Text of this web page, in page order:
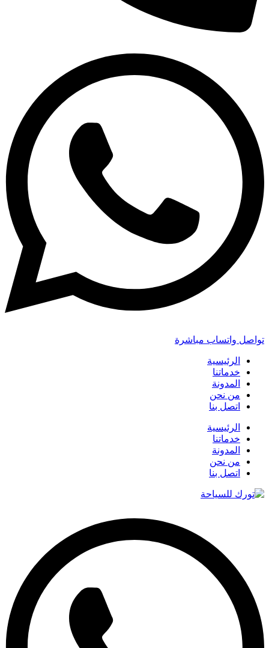
تواصل واتساب مباشرة
الرئيسية
خدماتنا
المدونة
من نحن
اتصل بنا
الرئيسية
خدماتنا
المدونة
من نحن
اتصل بنا